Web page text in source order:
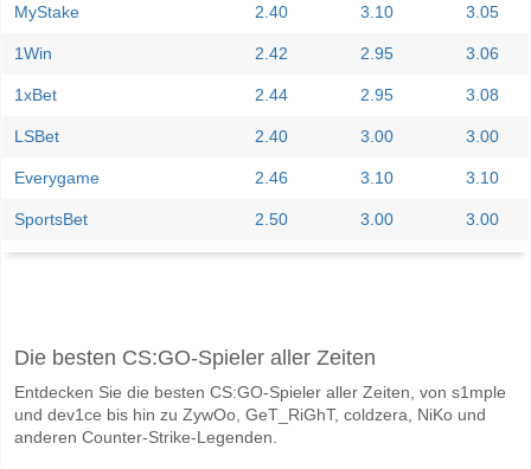
MyStake 2.40 3.10 3.05
1Win 2.42 2.95 3.06
1xBet 2.44 2.95 3.08
LSBet 2.40 3.00 3.00
Everygame 2.46 3.10 3.10
SportsBet 2.50 3.00 3.00
Das Spiel zwischen America MG v Atletico GO 09 June 2026 00:00.
Wer ist das Lieblingsteam, zwischen dem zu
America MG für den Gewinner den Spiel, mit einer Wahrscheinlichkeit
Die besten CS:GO-Spieler aller Zeiten
Entdecken Sie die besten CS:GO-Spieler aller Zeiten, von s1mple
und dev1ce bis hin zu ZywOo, GeT_RiGhT, coldzera, NiKo und
anderen Counter-Strike-Legenden.